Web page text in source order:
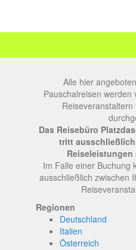
Alle hier
Pauschalreisen werden
Das Reisebüro
tritt
Reiseleistungen
Im Falle einer Buchung
ausschließlich zwischen
Regionen
Deutschland
Italien
Österreich